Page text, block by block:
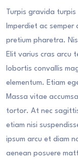
Turpis gravida
Imperdiet ac
pretium pharetra.
Elit varius cras arcu
lobortis convallis
elementum. Etiam
Massa vitae
tortor. At nec
etiam nisi
ipsum arcu et diam
aenean posuere